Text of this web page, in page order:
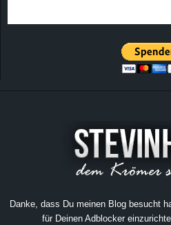
Danke, dass Du meinen Blog besucht
für Deinen Adblocker